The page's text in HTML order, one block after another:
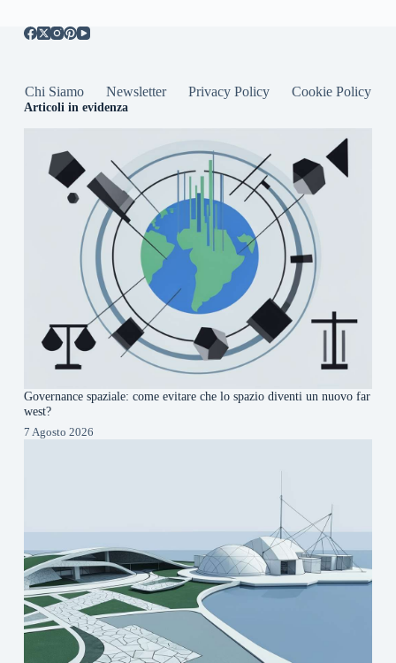
Chi Siamo Newsletter Privacy Policy Cookie Policy
Articoli in evidenza
Governance spaziale: come evitare che lo spazio diventi un nuovo far
west?
7 Agosto 2026